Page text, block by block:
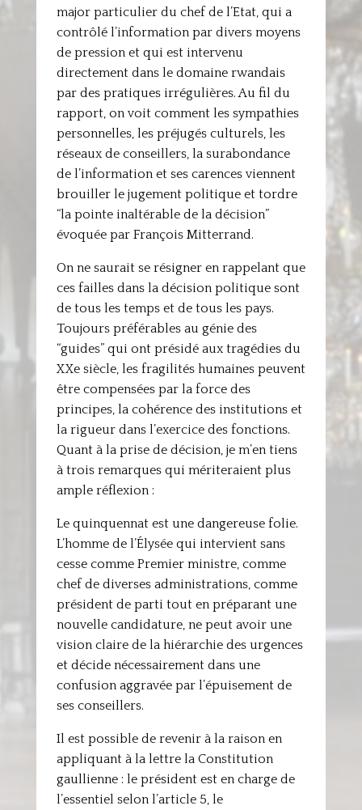
major particulier du chef de l’Etat, qui a
contrôlé l’information par divers moyens
de pression et qui est intervenu
directement dans le domaine rwandais
par des pratiques irrégulières. Au fil du
rapport, on voit comment les sympathies
personnelles, les préjugés culturels, les
réseaux de conseillers, la surabondance
de l’information et ses carences viennent
brouiller le jugement politique et tordre
“la pointe inaltérable de la décision”
évoquée par François Mitterrand.
On ne saurait se résigner en rappelant que
ces failles dans la décision politique sont
de tous les temps et de tous les pays.
Toujours préférables au génie des
“guides” qui ont présidé aux tragédies du
XXe siècle, les fragilités humaines peuvent
être compensées par la force des
principes, la cohérence des institutions et
la rigueur dans l’exercice des fonctions.
Quant à la prise de décision, je m’en tiens
à trois remarques qui mériteraient plus
ample réflexion :
Le quinquennat est une dangereuse folie.
L’homme de l’Élysée qui intervient sans
cesse comme Premier ministre, comme
chef de diverses administrations, comme
président de parti tout en préparant une
nouvelle candidature, ne peut avoir une
vision claire de la hiérarchie des urgences
et décide nécessairement dans une
confusion aggravée par l’épuisement de
ses conseillers.
Il est possible de revenir à la raison en
appliquant à la lettre la Constitution
gaullienne : le président est en charge de
l’essentiel selon l’article 5, le